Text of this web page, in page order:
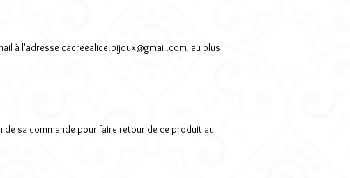
à l'adresse cacreealice.bijoux@gmail.com, au plus
sa commande pour faire retour de ce produit au